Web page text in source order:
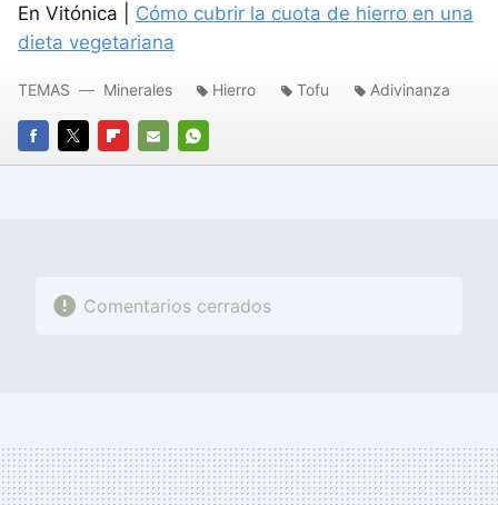
En Vitónica | Cómo cubrir la cuota de hierro en una
dieta vegetariana
FACEBOOK
TWITTERFLIPBOARD
E-
WHATSAPP
TEMAS Minerales Hierro Tofu Adivinanza
Comentarios cerrados